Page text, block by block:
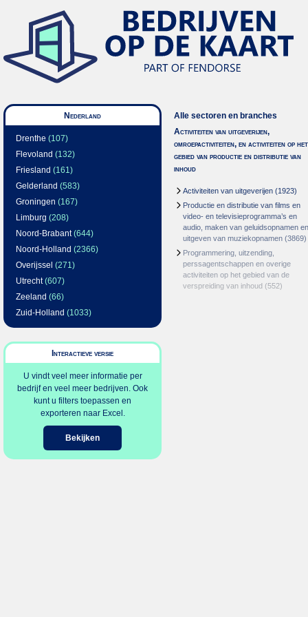
Nederland
Drenthe (107)
Flevoland (132)
Friesland (161)
Gelderland (583)
Groningen (167)
Limburg (208)
Noord-Brabant(644)
Noord-Holland (2366)
Overijssel (271)
Utrecht(607)
Zeeland (66)
Zuid-Holland (1033)
Interactieve versie
U vindt veel meer informatie per
bedrijf en veel meer bedrijven. Ook
kunt u filters toepassen en
exporteren naar Excel.
Bekijken
Alle sectoren en branches
Activiteiten van uitgeverijen,
omroepactiviteiten, en activiteiten op het
gebied van productie en distributie van
inhoud
Activiteiten van uitgeverijen (1923)
Productie en distributie van films en
video- en televisieprogramma’s en
audio, maken van geluidsopnamen en
uitgeven van muziekopnamen (3869)
Programmering, uitzending,
perssagentschappen en overige
activiteiten op het gebied van de
verspreiding van inhoud (552)